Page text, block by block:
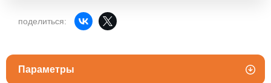
поделиться:
Параметры